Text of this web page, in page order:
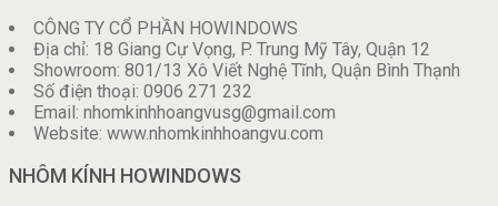
CÔNG TY CỔ PHẦN HOWINDOWS
Địa chỉ: 18 Giang Cự Vọng, P. Trung Mỹ Tây, Quận 12
Showroom: 801/13 Xô Viết Nghệ Tĩnh, Quận Bình Thạnh
Số điện thoại: 0906 271 232
Email: nhomkinhhoangvusg@gmail.com
Website: www.nhomkinhhoangvu.com
NHÔM KÍNH HOWINDOWS